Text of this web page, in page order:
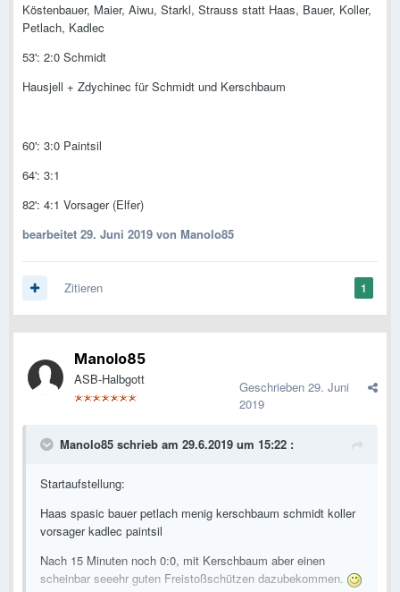
Köstenbauer, Maier, Aiwu, Starkl, Strauss statt Haas, Bauer, Koller,
Petlach, Kadlec
53': 2:0 Schmidt
Hausjell + Zdychinec für Schmidt und Kerschbaum
60': 3:0 Paintsil
64': 3:1
82': 4:1 Vorsager (Elfer)
bearbeitet 29. Juni 2019 von Manolo85
1
Zitieren
Manolo85
ASB-Halbgott Geschrieben 29. Juni
2019
Manolo85 schrieb am 29.6.2019 um 15:22 :
Startaufstellung:
Haas spasic bauer petlach menig kerschbaum schmidt koller
vorsager kadlec paintsil
Nach 15 Minuten noch 0:0, mit Kerschbaum aber einen
scheinbar seeehr guten Freistoßschützen dazubekommen.